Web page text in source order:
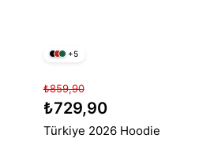
+5
₺859,90
₺729,90
Türkiye 2026 Hoodie